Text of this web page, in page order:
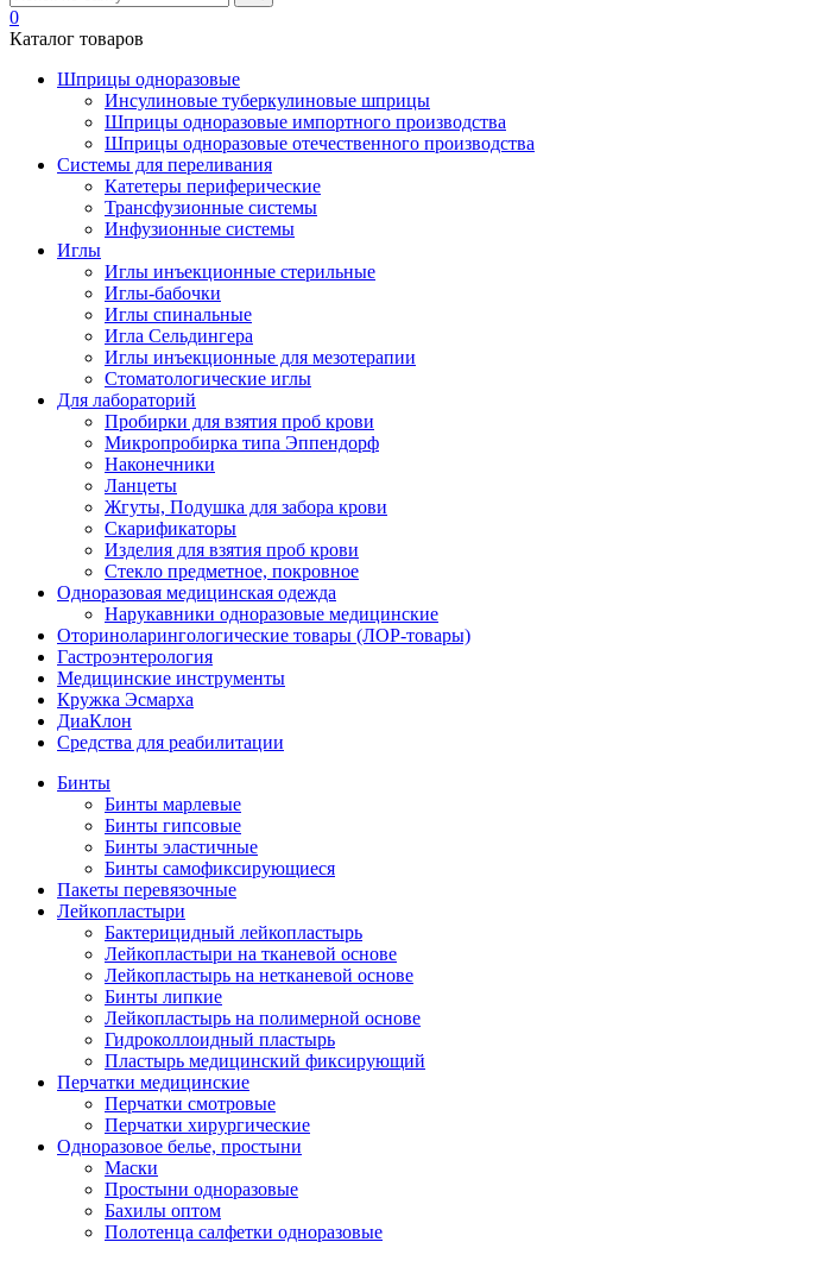
0
Каталог товаров
Шприцы одноразовые
Инсулиновые туберкулиновые шприцы
Шприцы одноразовые импортного производства
Шприцы одноразовые отечественного производства
Системы для переливания
Катетеры периферические
Трансфузионные системы
Инфузионные системы
Иглы
Иглы инъекционные стерильные
Иглы-бабочки
Иглы спинальные
Игла Сельдингера
Иглы инъекционные для мезотерапии
Стоматологические иглы
Для лабораторий
Пробирки для взятия проб крови
Микропробирка типа Эппендорф
Наконечники
Ланцеты
Жгуты, Подушка для забора крови
Скарификаторы
Изделия для взятия проб крови
Стекло предметное, покровное
Одноразовая медицинская одежда
Нарукавники одноразовые медицинские
Оториноларингологические товары (ЛОР-товары)
Гастроэнтерология
Медицинские инструменты
Кружка Эсмарха
ДиаКлон
Средства для реабилитации
Бинты
Бинты марлевые
Бинты гипсовые
Бинты эластичные
Бинты самофиксирующиеся
Пакеты перевязочные
Лейкопластыри
Бактерицидный лейкопластырь
Лейкопластыри на тканевой основе
Лейкопластырь на нетканевой основе
Бинты липкие
Лейкопластырь на полимерной основе
Гидроколлоидный пластырь
Пластырь медицинский фиксирующий
Перчатки медицинские
Перчатки смотровые
Перчатки хирургические
Одноразовое белье, простыни
Маски
Простыни одноразовые
Бахилы оптом
Полотенца салфетки одноразовые